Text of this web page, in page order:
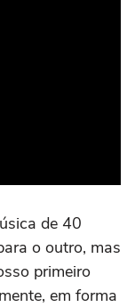
de 40
o outro, mas
primeiro
em forma